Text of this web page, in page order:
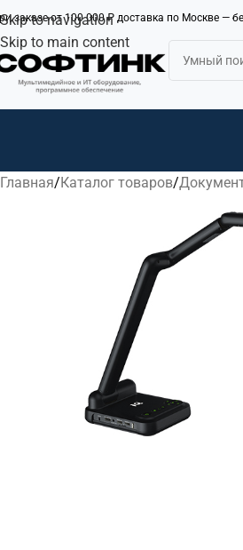
Skip to navigation
Skip to main content
заказе от 100 000 ₽ доставка по Москве —
Главная Каталог товаров